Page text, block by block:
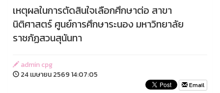
เหตุผลในการตัดสินใจเลือกศึกษาต่อ สาขา
นิติศาสตร์ ศูนย์การศึกษาระนอง มหาวิทยาลัย
ราชภัฏสวนสุนันทา
admin cpg
24 เมษายน 2569 14:07:05
Email